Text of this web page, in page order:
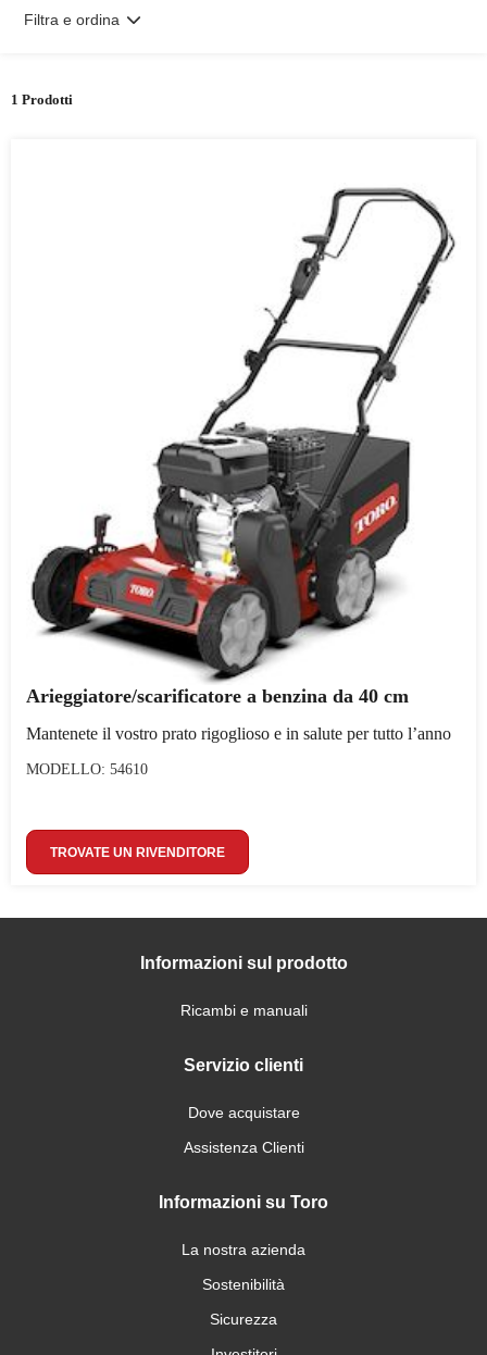
1 Prodotti
Filtra e ordina
Arieggiatore/scarificatore a benzina da 40 cm
Mantenete il vostro prato rigoglioso e in salute per tutto l’anno
MODELLO: 54610
TROVATE UN RIVENDITORE
Informazioni sul prodotto
Ricambi e manuali
Servizio clienti
Dove acquistare
Assistenza Clienti
Informazioni su Toro
La nostra azienda
Sostenibilità
Sicurezza